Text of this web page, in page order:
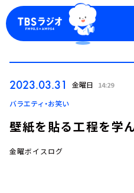
ログイン
2023.03.31 金曜日 14:29
バラエティ・お笑い
壁紙を貼る工程を学
金曜ボイスログ